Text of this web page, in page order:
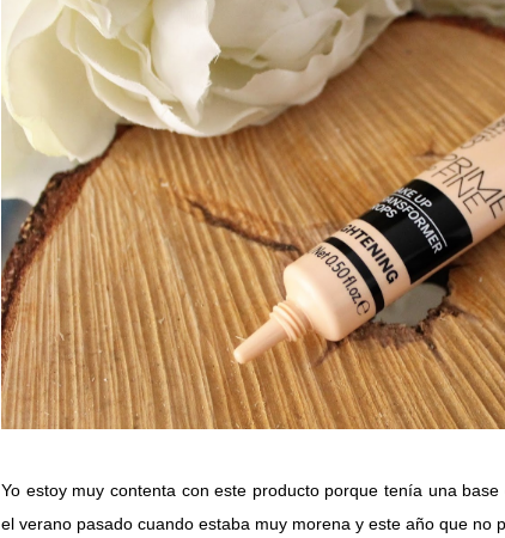
Yo estoy muy contenta con este producto porque tenía una
el verano pasado cuando estaba muy morena y este año que no